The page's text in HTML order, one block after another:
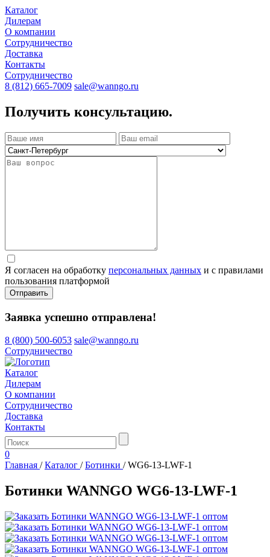
Каталог
Дилерам
О компании
Сотрудничество
Доставка
Контакты
Сотрудничество
8 (812) 665-7009 sale@wanngo.ru
Получить консультацию.
Я согласен на обработку персональных данных и с правилами
пользования платформой
Отправить
Заявка успешно отправлена!
8 (800) 500-6053 sale@wanngo.ru
Сотрудничество
Каталог
Дилерам
О компании
Сотрудничество
Доставка
Контакты
0
Главная / Каталог / Ботинки / WG6-13-LWF-1
Ботинки WANNGO WG6‑13‑LWF‑1